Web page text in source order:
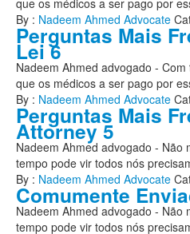
que os médicos a ser pago por
By : Nadeem Ahmed Advocate
Perguntas Mais
Lei 6
Nadeem Ahmed advogado -
que os médicos a ser pago por
By : Nadeem Ahmed Advocate
Perguntas Mais
Attorney 5
Nadeem Ahmed advogado - Não
tempo pode vir todos nós
By : Nadeem Ahmed Advocate
Comumente
Nadeem Ahmed advogado - Não
tempo pode vir todos nós